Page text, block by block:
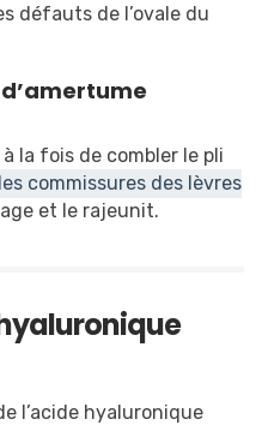
défauts de l’ovale du
la fois de combler le pli
commissures des lèvres
et le rajeunit.
l’acide hyaluronique